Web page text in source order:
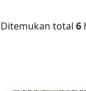
Ditemukan total 6